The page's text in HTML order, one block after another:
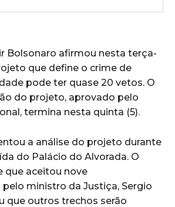
Bolsonaro afirmou nesta terça-
que define o crime de
pode ter quase 20 vetos. O
do projeto, aprovado pelo
termina nesta quinta (5).
a análise do projeto durante
do Palácio do Alvorada. O
que aceitou nove
ministro da Justiça, Sergio
que outros trechos serão